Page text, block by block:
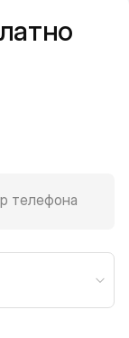
телефона